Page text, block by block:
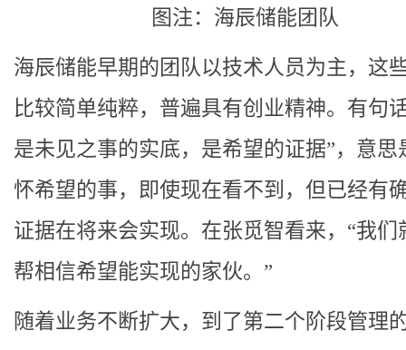
图注：海辰储能团队
海辰储能早期的团队以技术人员为主，这
比较简单纯粹，普遍具有创业精神。有句
是未见之事的实底，是希望的证据”，意思
怀希望的事，即使现在看不到，但已经有
证据在将来会实现。在张觅智看来，“我们
帮相信希望能实现的家伙。”
随着业务不断扩大，到了第二个阶段管理